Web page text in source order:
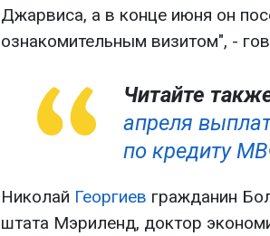
Джарвиса, а в конце июня он
ознакомительным визитом", -
Читайте
апреля
по кредиту
Николай Георгиев гражданин
штата Мэриленд, доктор